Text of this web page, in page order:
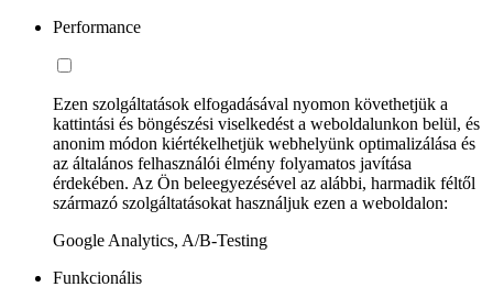
Performance
Ezen szolgáltatások elfogadásával nyomon követhetjük a
kattintási és böngészési viselkedést a weboldalunkon belül, és
anonim módon kiértékelhetjük webhelyünk optimalizálása és
az általános felhasználói élmény folyamatos javítása
érdekében. Az Ön beleegyezésével az alábbi, harmadik féltől
származó szolgáltatásokat használjuk ezen a weboldalon:
Google Analytics, A/B-Testing
Funkcionális